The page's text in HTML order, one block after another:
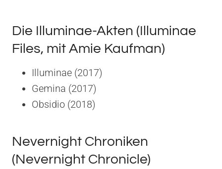
Die Illuminae-Akten (Illuminae
Files, mit Amie Kaufman)
Illuminae (2017)
Gemina (2017)
Obsidio (2018)
Nevernight Chroniken
(Nevernight Chronicle)